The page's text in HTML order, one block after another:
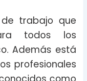
trabajo que
todos los
Además está
profesionales